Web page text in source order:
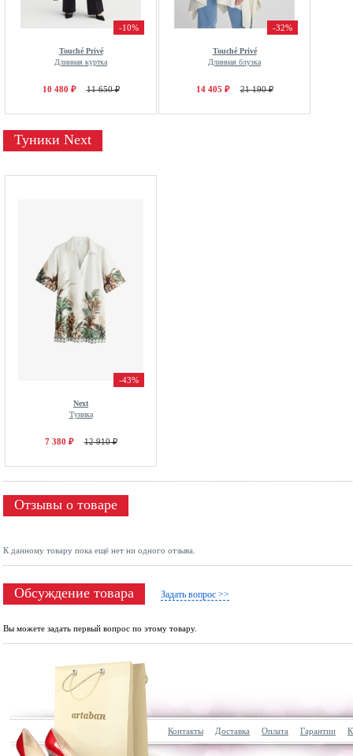
-10%
Touché Privé
Длинная куртка
10 480 ₽ 11 650 ₽
-32%
Touché Privé
Длинная блузка
14 405 ₽ 21 190 ₽
Туники Next
-43%
Next
Туника
7 380 ₽ 12 910 ₽
Отзывы о товаре
К данному товару пока ещё нет ни одного отзыва.
Обсуждение товара Задать вопрос >>
Вы можете задать первый вопрос по этому товару.
Контакты Доставка Оплата Гарантии